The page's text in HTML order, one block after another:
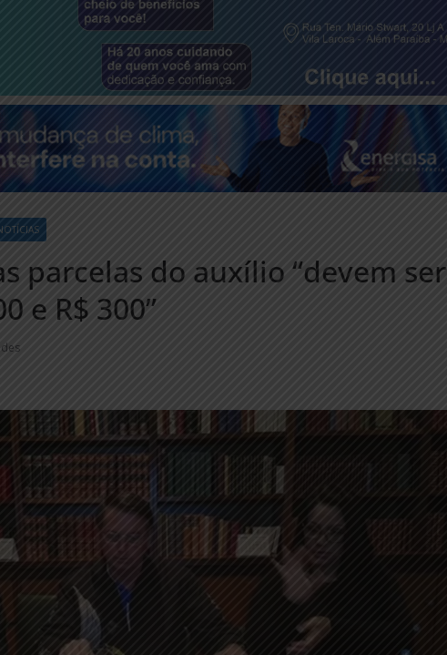
parcelas do auxílio “devem ser
e R$ 300”